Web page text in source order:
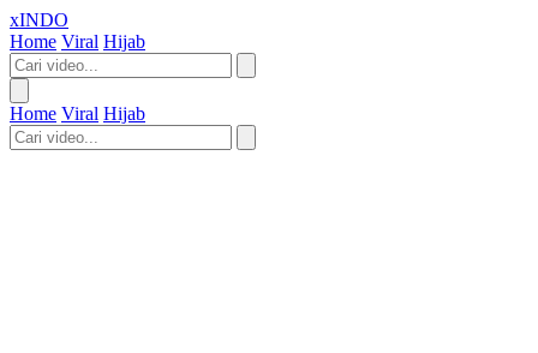
xINDO
Home Viral Hijab
Home Viral Hijab